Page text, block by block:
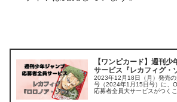
【ワンピカード】週刊
サービス『レカフィグ・
2023年12月18日（月）発売
号（2024年1月15日号）に、
応募者全員大サービスがつく